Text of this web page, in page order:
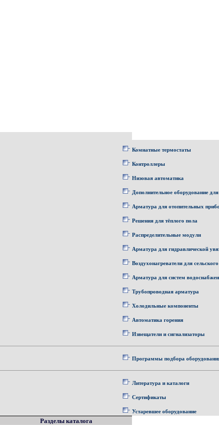
Комнатные термостаты
Контроллеры
Низовая автоматика
Дополнительное оборудование
Арматура для отопительных
Решения для тёплого пола
Распределительные модули
Арматура для гидравлической
Воздухонагреватели для
Арматура для систем
Трубопроводная арматура
Холодильные компоненты
Автоматика горения
Извещатели и сигнализаторы
Программы подбора
Литература и каталоги
Сертификаты
Устаревшее оборудование
Разделы каталога